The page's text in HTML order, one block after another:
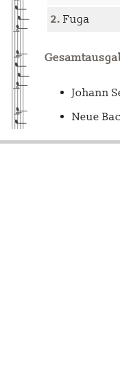
2. Fuga
Johann
Neue